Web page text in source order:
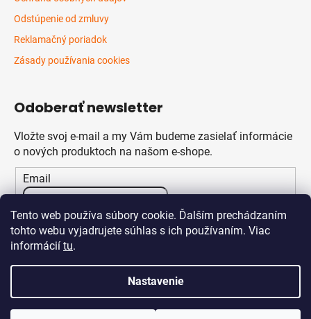
Tento web používa súbory cookie. Ďalším prechádzaním
tohto webu vyjadrujete súhlas s ich používaním. Viac
informácií tu.
Nastavenie
Odstúpenie od zmluvy
Reklamačný poriadok
Zásady používania cookies
Odoberať newsletter
Vložte svoj e-mail a my Vám budeme zasielať informácie
o nových produktoch na našom e-shope.
Email
Vložením e-mailu súhlasíte spodmienkami ochrany
osobných údajov
PRIHLÁSIŤ SA